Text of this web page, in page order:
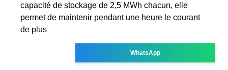
capacité de stockage de 2,5 MWh chacun, elle
permet de maintenir pendant une heure le courant
de plus
WhatsApp